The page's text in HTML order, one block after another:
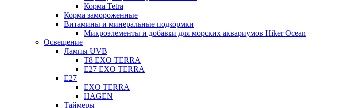
Корма Tetra
Корма замороженные
Витамины и минеральные подкормки
Микроэлементы и добавки для морских аквариумов Hiker Ocean
Освещение
Лампы UVB
Т8 EXO TERRA
Е27 EXO TERRA
Е27
EXO TERRA
HAGEN
Таймеры